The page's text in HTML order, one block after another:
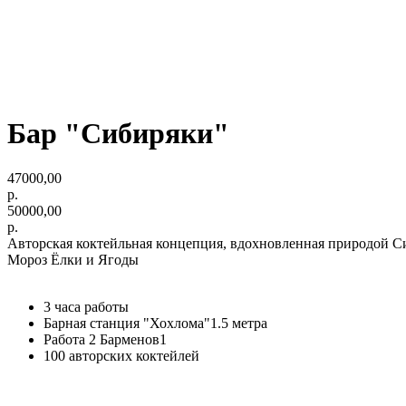
Бар "Сибиряки"
47000,00
р.
50000,00
р.
Авторская коктейльная концепция, вдохновленная природой
Мороз Ёлки и Ягоды
3 часа работы
Барная станция "Хохлома"1.5 метра
Работа 2 Барменов1
100 авторских коктейлей